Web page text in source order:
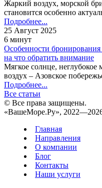
Жаркий воздух, морской
становится особенно
Подробнее...
25 Август 2025
6 минут
Особенности
на что обратить внимание
Мягкое солнце,
воздух – Азовское
Подробнее...
Все статьи
© Все права защищены.
«ВашеМоре.Ру»,
Главная
Направления
О компании
Блог
Контакты
Наши услуги